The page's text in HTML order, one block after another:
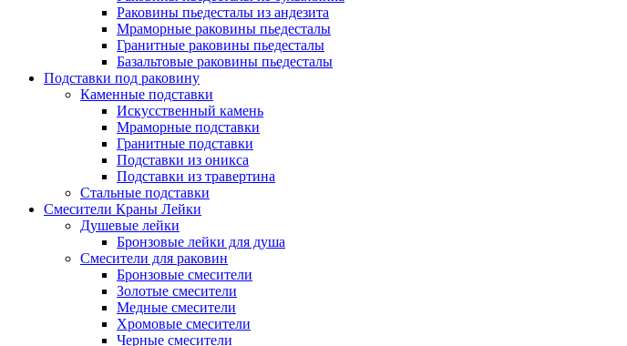
Раковины пьедесталы из андезита
Мраморные раковины пьедесталы
Гранитные раковины пьедесталы
Базальтовые раковины пьедесталы
Подставки под раковину
Каменные подставки
Искусственный камень
Мраморные подставки
Гранитные подставки
Подставки из оникса
Подставки из травертина
Стальные подставки
Смесители Краны Лейки
Душевые лейки
Бронзовые лейки для душа
Смесители для раковин
Бронзовые смесители
Золотые смесители
Медные смесители
Хромовые смесители
Черные смесители